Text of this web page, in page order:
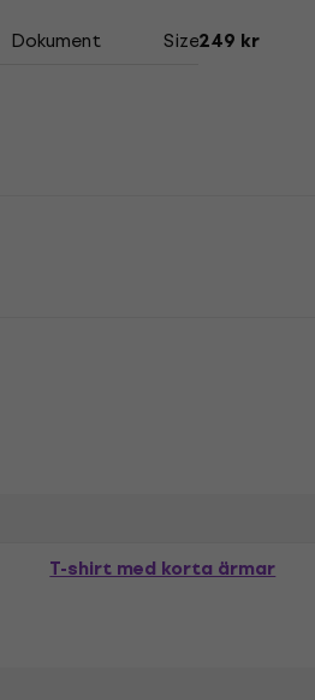
Dokument Size Chart
249 kr
T-shirt med korta ärmar